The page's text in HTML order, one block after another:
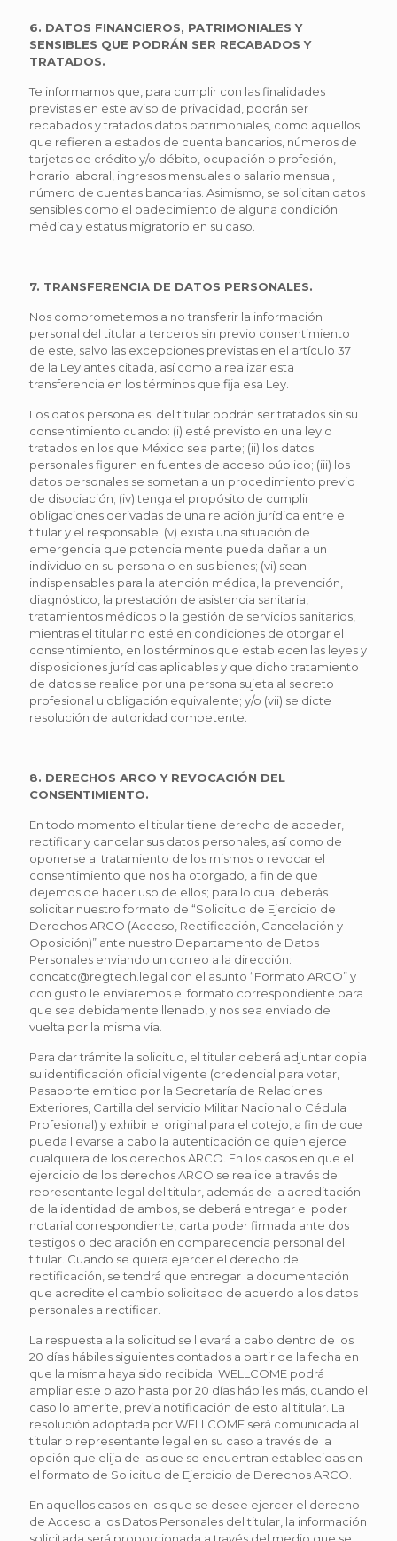
6. DATOS FINANCIEROS, PATRIMONIALES Y
SENSIBLES QUE PODRÁN SER RECABADOS Y
TRATADOS.
Te informamos que, para cumplir con las finalidades
previstas en este aviso de privacidad, podrán ser
recabados y tratados datos patrimoniales, como aquellos
que refieren a estados de cuenta bancarios, números de
tarjetas de crédito y/o débito, ocupación o profesión,
horario laboral, ingresos mensuales o salario mensual,
número de cuentas bancarias. Asimismo, se solicitan datos
sensibles como el padecimiento de alguna condición
médica y estatus migratorio en su caso.
7. TRANSFERENCIA DE DATOS PERSONALES.
Nos comprometemos a no transferir la información
personal del titular a terceros sin previo consentimiento
de este, salvo las excepciones previstas en el artículo 37
de la Ley antes citada, así como a realizar esta
transferencia en los términos que fija esa Ley.
Los datos personales del titular podrán ser tratados sin su
consentimiento cuando: (i) esté previsto en una ley o
tratados en los que México sea parte; (ii) los datos
personales figuren en fuentes de acceso público; (iii) los
datos personales se sometan a un procedimiento previo
de disociación; (iv) tenga el propósito de cumplir
obligaciones derivadas de una relación jurídica entre el
titular y el responsable; (v) exista una situación de
emergencia que potencialmente pueda dañar a un
individuo en su persona o en sus bienes; (vi) sean
indispensables para la atención médica, la prevención,
diagnóstico, la prestación de asistencia sanitaria,
tratamientos médicos o la gestión de servicios sanitarios,
mientras el titular no esté en condiciones de otorgar el
consentimiento, en los términos que establecen las leyes y
disposiciones jurídicas aplicables y que dicho tratamiento
de datos se realice por una persona sujeta al secreto
profesional u obligación equivalente; y/o (vii) se dicte
resolución de autoridad competente.
8. DERECHOS ARCO Y REVOCACIÓN DEL
CONSENTIMIENTO.
En todo momento el titular tiene derecho de acceder,
rectificar y cancelar sus datos personales, así como de
oponerse al tratamiento de los mismos o revocar el
consentimiento que nos ha otorgado, a fin de que
dejemos de hacer uso de ellos; para lo cual deberás
solicitar nuestro formato de “Solicitud de Ejercicio de
Derechos ARCO (Acceso, Rectificación, Cancelación y
Oposición)” ante nuestro Departamento de Datos
Personales enviando un correo a la dirección:
concatc@regtech.legal con el asunto “Formato ARCO” y
con gusto le enviaremos el formato correspondiente para
que sea debidamente llenado, y nos sea enviado de
vuelta por la misma vía.
Para dar trámite la solicitud, el titular deberá adjuntar copia
su identificación oficial vigente (credencial para votar,
Pasaporte emitido por la Secretaría de Relaciones
Exteriores, Cartilla del servicio Militar Nacional o Cédula
Profesional) y exhibir el original para el cotejo, a fin de que
pueda llevarse a cabo la autenticación de quien ejerce
cualquiera de los derechos ARCO. En los casos en que el
ejercicio de los derechos ARCO se realice a través del
representante legal del titular, además de la acreditación
de la identidad de ambos, se deberá entregar el poder
notarial correspondiente, carta poder firmada ante dos
testigos o declaración en comparecencia personal del
titular. Cuando se quiera ejercer el derecho de
rectificación, se tendrá que entregar la documentación
que acredite el cambio solicitado de acuerdo a los datos
personales a rectificar.
La respuesta a la solicitud se llevará a cabo dentro de los
20 días hábiles siguientes contados a partir de la fecha en
que la misma haya sido recibida. WELLCOME podrá
ampliar este plazo hasta por 20 días hábiles más, cuando el
caso lo amerite, previa notificación de esto al titular. La
resolución adoptada por WELLCOME será comunicada al
titular o representante legal en su caso a través de la
opción que elija de las que se encuentran establecidas en
el formato de Solicitud de Ejercicio de Derechos ARCO.
En aquellos casos en los que se desee ejercer el derecho
de Acceso a los Datos Personales del titular, la información